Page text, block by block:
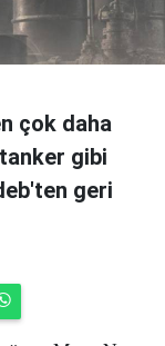
çok daha
gibi
geri